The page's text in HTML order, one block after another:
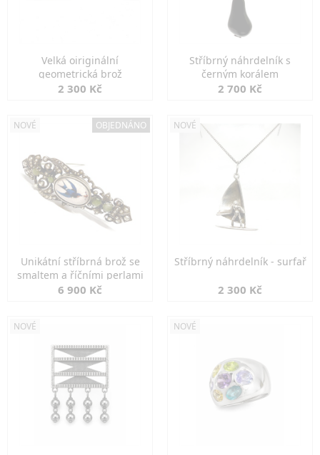
Velká oiriginální
geometrická brož
2 300 Kč
Stříbrný náhrdelník s
černým korálem
2 700 Kč
NOVÉ OBJEDNÁNO
Unikátní stříbrná brož se
smaltem a říčními perlami
6 900 Kč
NOVÉ
Stříbrný náhrdelník - surfař
2 300 Kč
NOVÉ NOVÉ